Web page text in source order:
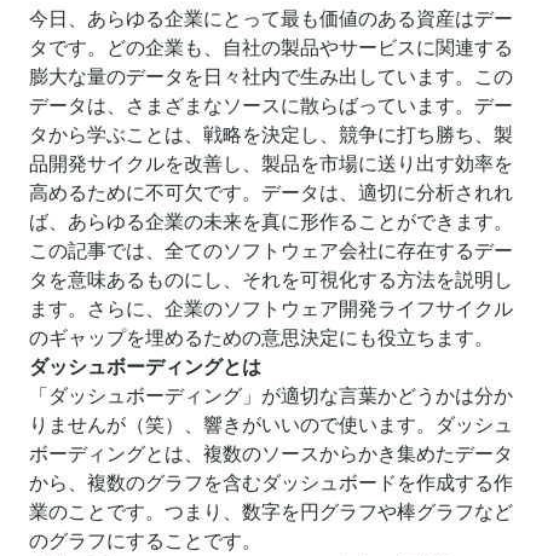
今日、あらゆる企業にとって最も価値のある資産はデー
タです。どの企業も、自社の製品やサービスに関連する
膨大な量のデータを日々社内で生み出しています。この
データは、さまざまなソースに散らばっています。デー
タから学ぶことは、戦略を決定し、競争に打ち勝ち、製
品開発サイクルを改善し、製品を市場に送り出す効率を
高めるために不可欠です。データは、適切に分析されれ
ば、あらゆる企業の未来を真に形作ることができます。
この記事では、全てのソフトウェア会社に存在するデー
タを意味あるものにし、それを可視化する方法を説明し
ます。さらに、企業のソフトウェア開発ライフサイクル
のギャップを埋めるための意思決定にも役立ちます。
ダッシュボーディングとは
「ダッシュボーディング」が適切な言葉かどうかは分か
りませんが（笑）、響きがいいので使います。ダッシュ
ボーディングとは、複数のソースからかき集めたデータ
から、複数のグラフを含むダッシュボードを作成する作
業のことです。つまり、数字を円グラフや棒グラフなど
のグラフにすることです。